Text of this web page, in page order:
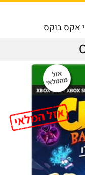
אקס בוקס